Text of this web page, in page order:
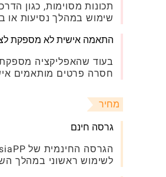
תכונות מסוימות, כגון
שימוש במהלך נסיעות או
התאמה אישית לא מספקת
בעוד שהאפליקציה
חסרה פרטים מותאמים
מחיר
גרסה חינם
לשימוש ראשוני במהלך